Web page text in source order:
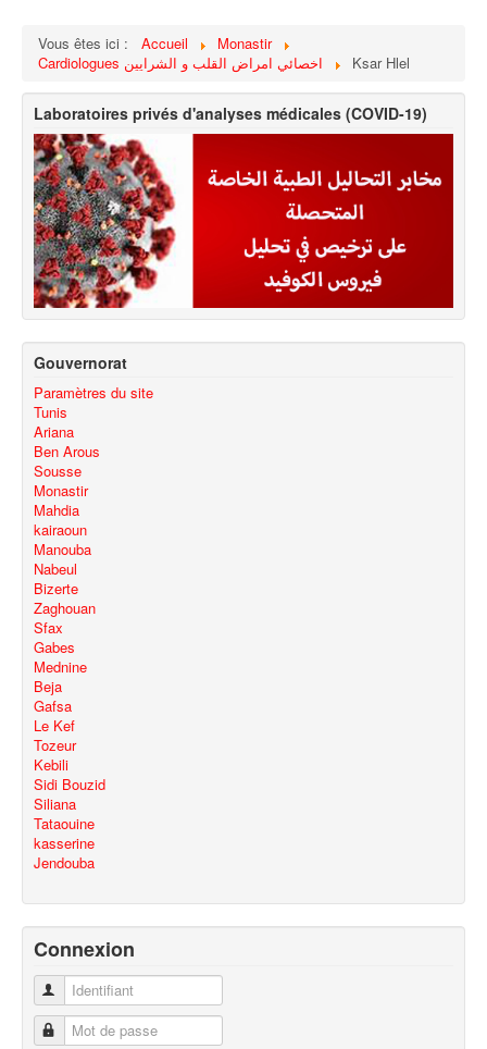
Vous êtes ici : Accueil
Monastir
Cardiologues اخصائي امراض القلب و الشرايين
Ksar Hlel
Laboratoires privés d'analyses médicales (COVID-19)
Gouvernorat
Paramètres du site
Tunis
Ariana
Ben Arous
Sousse
Monastir
Mahdia
kairaoun
Manouba
Nabeul
Bizerte
Zaghouan
Sfax
Gabes
Mednine
Beja
Gafsa
Le Kef
Tozeur
Kebili
Sidi Bouzid
Siliana
Tataouine
kasserine
Jendouba
Connexion
Identifiant
Mot de passe